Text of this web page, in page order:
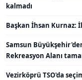
kalmadı
Başkan İhsan Kurnaz:
Samsun
Rekreasyon Alanı
Vezirköprü TSO'da